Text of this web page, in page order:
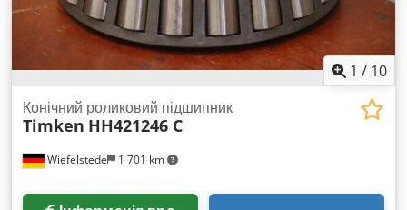
1 / 10
Wiefelstede 1 701 km
Конічний роликовий підшипник
Timken HH421246 C